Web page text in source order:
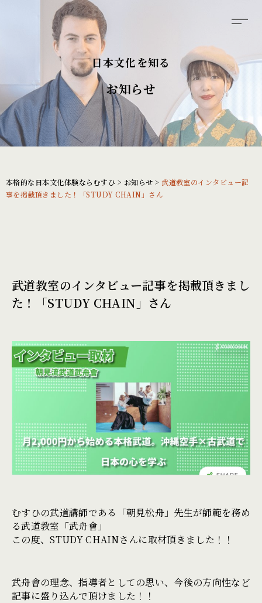
日本文化を知る
お知らせ
本格的な日本文化体験ならむすひ > お知らせ > 武道教室のインタビュー記
事を掲載頂きました！「STUDY CHAIN」さん
武道教室のインタビュー記事を掲載頂きまし
た！「STUDY CHAIN」さん
むすひの武道講師である「朝見松舟」先生が師範を務め
る武道教室「武舟會」
この度、STUDY CHAINさんに取材頂きました！！
武舟會の理念、指導者としての思い、今後の方向性など
記事に盛り込んで頂けました！！